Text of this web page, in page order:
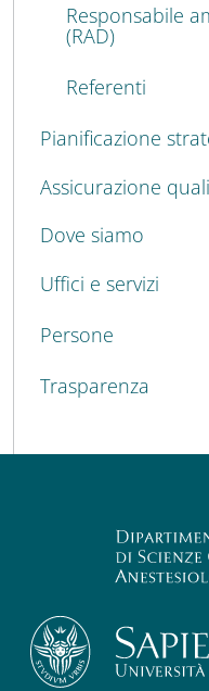
Responsabile
(RAD)
Referenti
Pianificazione
Assicurazione
Dove siamo
Uffici e servizi
Persone
Trasparenza